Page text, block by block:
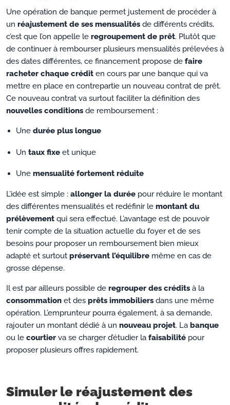
Une opération de banque permet justement de procéder à
un réajustement de ses mensualités de différents crédits,
c’est que l’on appelle le regroupement de prêt. Plutôt que
de continuer à rembourser plusieurs mensualités prélevées à
des dates différentes, ce financement propose de faire
racheter chaque crédit en cours par une banque qui va
mettre en place en contrepartie un nouveau contrat de prêt.
Ce nouveau contrat va surtout faciliter la définition des
nouvelles conditions de remboursement :
Unedurée plus longue
Untaux fixe et unique
Unemensualité fortement réduite
L’idée est simple : allonger la durée pour réduire le montant
des différentes mensualités et redéfinir le montant du
prélèvement qui sera effectué. L’avantage est de pouvoir
tenir compte de la situation actuelle du foyer et de ses
besoins pour proposer un remboursement bien mieux
adapté et surtout préservant l’équilibre même en cas de
grosse dépense.
Il est par ailleurs possible de regrouper des crédits à la
consommation et des prêts immobiliers dans une même
opération. L’emprunteur pourra également, à sa demande,
rajouter un montant dédié à un nouveau projet. La banque
ou le courtier va se charger d’étudier la faisabilité pour
proposer plusieurs offres rapidement.
Simuler le réajustement des